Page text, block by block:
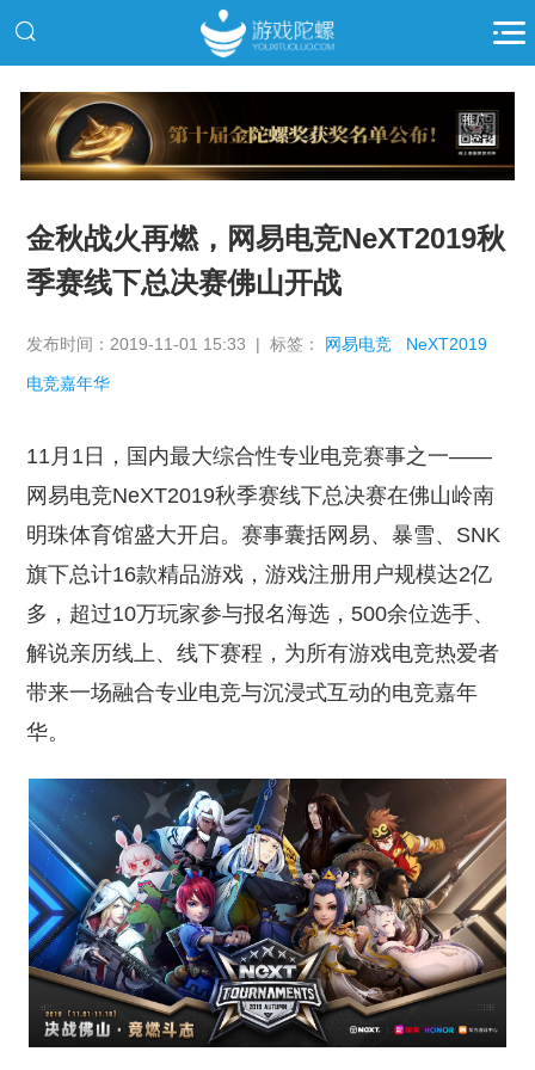
推广
金秋战火再燃，网易电竞NeXT2019秋
季赛线下总决赛佛山开战
发布时间：2019-11-01 15:33 | 标签： 网易电竞 NeXT2019
电竞嘉年华
11月1日，国内最大综合性专业电竞赛事之一——
网易电竞NeXT2019秋季赛线下总决赛在佛山岭南
明珠体育馆盛大开启。赛事囊括网易、暴雪、SNK
旗下总计16款精品游戏，游戏注册用户规模达2亿
多，超过10万玩家参与报名海选，500余位选手、
解说亲历线上、线下赛程，为所有游戏电竞热爱者
带来一场融合专业电竞与沉浸式互动的电竞嘉年
华。